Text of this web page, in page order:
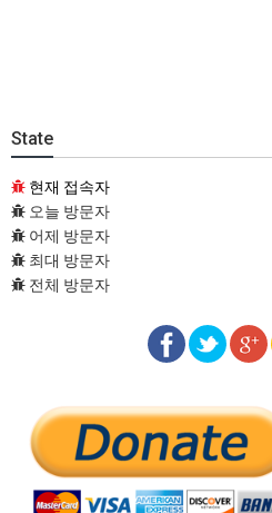
State
현재 접속자
오늘 방문자
어제 방문자
최대 방문자
전체 방문자